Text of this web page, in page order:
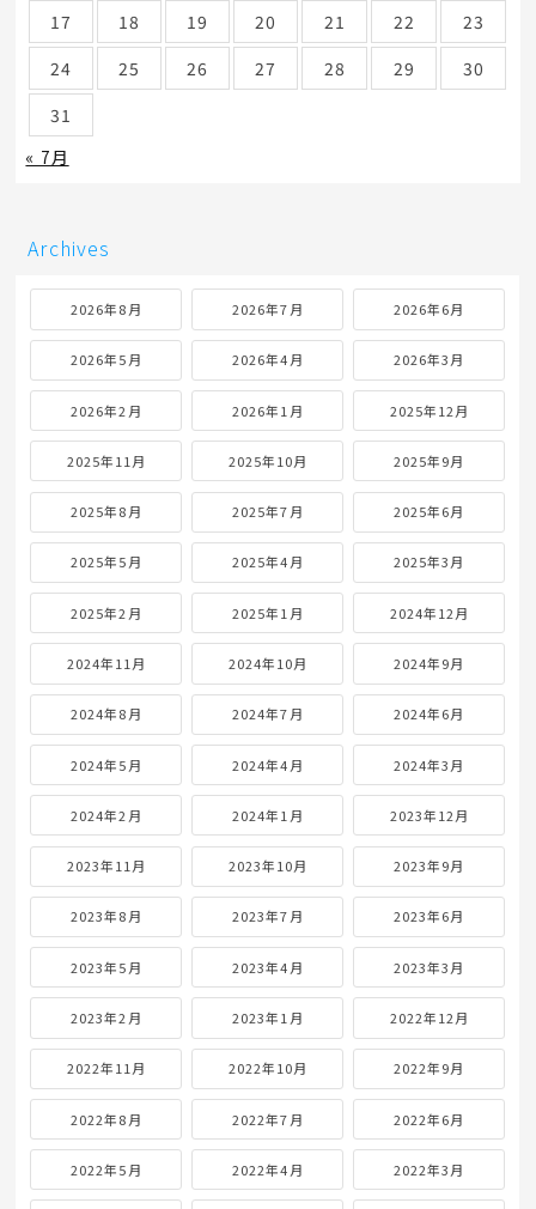
17 18 19 20 21 22
23
24
25 26 27 28 29
30
31
« 7月
Archives
2026年8月 2026年7月 2026年6月
2026年5月 2026年4月 2026年3月
2026年2月 2026年1月 2025年12月
2025年11月 2025年10月 2025年9月
2025年8月 2025年7月 2025年6月
2025年5月 2025年4月 2025年3月
2025年2月 2025年1月 2024年12月
2024年11月 2024年10月 2024年9月
2024年8月 2024年7月 2024年6月
2024年5月 2024年4月 2024年3月
2024年2月 2024年1月 2023年12月
2023年11月 2023年10月 2023年9月
2023年8月 2023年7月 2023年6月
2023年5月 2023年4月 2023年3月
2023年2月 2023年1月 2022年12月
2022年11月 2022年10月 2022年9月
2022年8月 2022年7月 2022年6月
2022年5月 2022年4月 2022年3月